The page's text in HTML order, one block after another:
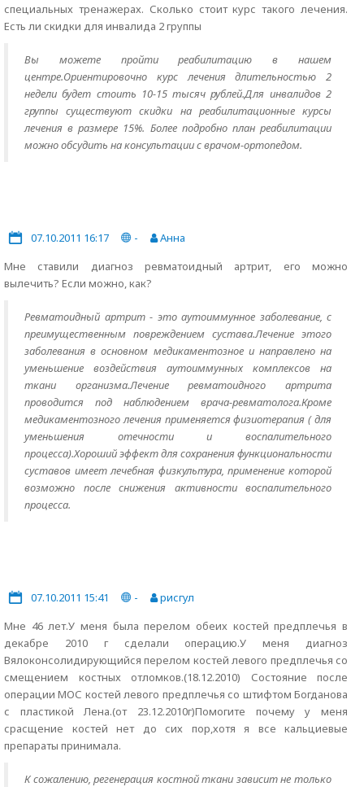
специальных тренажерах. Сколько стоит курс такого лечения.
Есть ли скидки для инвалида 2 группы
Вы можете пройти реабилитацию в нашем
центре.Ориентировочно курс лечения длительностью 2
недели будет стоить 10-15 тысяч рублей.Для инвалидов 2
группы существуют скидки на реабилитационные курсы
лечения в размере 15%. Более подробно план реабилитации
можно обсудить на консультации с врачом-ортопедом.
07.10.2011 16:17 -
Анна
Мне ставили диагноз ревматоидный артрит, его можно
вылечить? Если можно, как?
Ревматоидный артрит - это аутоиммунное заболевание, с
преимущественным повреждением сустава.Лечение этого
заболевания в основном медикаментозное и направлено на
уменьшение воздействия аутоиммунных комплексов на
ткани организма.Лечение ревматоидного артрита
проводится под наблюдением врача-ревматолога.Кроме
медикаментозного лечения применяется физиотерапия ( для
уменьшения отечности и воспалительного
процесса).Хороший эффект для сохранения функциональности
суставов имеет лечебная физкультура, применение которой
возможно после снижения активности воспалительного
процесса.
07.10.2011 15:41 -
рисгул
Мне 46 лет.У меня была перелом обеих костей предплечья в
декабре 2010 г сделали операцию.У меня диагноз
Вялоконсолидирующийся перелом костей левого предплечья со
смещением костных отломков.(18.12.2010) Состояние после
операции МОС костей левого предплечья со штифтом Богданова
с пластикой Лена.(от 23.12.2010г)Помогите почему у меня
срасщение костей нет до сих пор,хотя я все кальциевые
препараты принимала.
К сожалению, регенерация костной ткани зависит не только